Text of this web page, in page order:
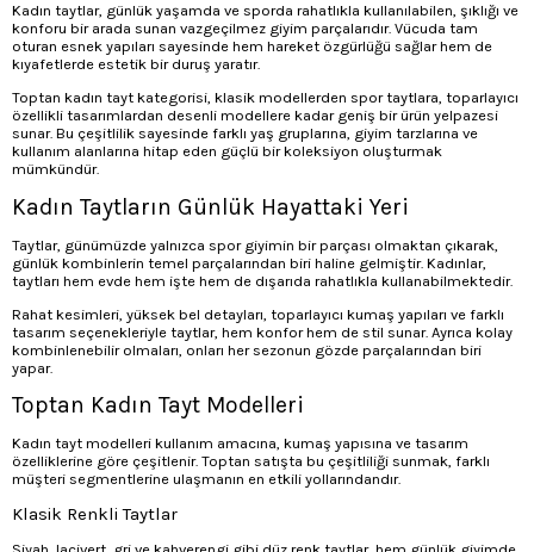
Kadın taytlar, günlük yaşamda ve sporda rahatlıkla kullanılabilen, şıklığı ve
konforu bir arada sunan vazgeçilmez giyim parçalarıdır. Vücuda tam
oturan esnek yapıları sayesinde hem hareket özgürlüğü sağlar hem de
kıyafetlerde estetik bir duruş yaratır.
Toptan kadın tayt kategorisi, klasik modellerden spor taytlara, toparlayıcı
özellikli tasarımlardan desenli modellere kadar geniş bir ürün yelpazesi
sunar. Bu çeşitlilik sayesinde farklı yaş gruplarına, giyim tarzlarına ve
kullanım alanlarına hitap eden güçlü bir koleksiyon oluşturmak
mümkündür.
Kadın Taytların Günlük Hayattaki Yeri
Taytlar, günümüzde yalnızca spor giyimin bir parçası olmaktan çıkarak,
günlük kombinlerin temel parçalarından biri haline gelmiştir. Kadınlar,
taytları hem evde hem işte hem de dışarıda rahatlıkla kullanabilmektedir.
Rahat kesimleri, yüksek bel detayları, toparlayıcı kumaş yapıları ve farklı
tasarım seçenekleriyle taytlar, hem konfor hem de stil sunar. Ayrıca kolay
kombinlenebilir olmaları, onları her sezonun gözde parçalarından biri
yapar.
Toptan Kadın Tayt Modelleri
Kadın tayt modelleri kullanım amacına, kumaş yapısına ve tasarım
özelliklerine göre çeşitlenir. Toptan satışta bu çeşitliliği sunmak, farklı
müşteri segmentlerine ulaşmanın en etkili yollarındandır.
Klasik Renkli Taytlar